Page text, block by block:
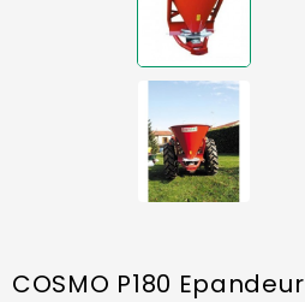
COSMO P180 Epandeur